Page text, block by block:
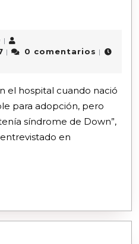
|
| 0 comentarios |
el hospital cuando nació
para adopción, pero
síndrome de Down”,
en